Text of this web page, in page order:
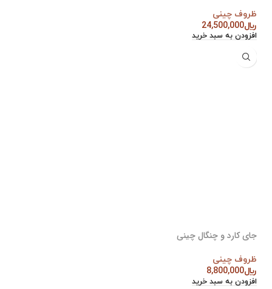
ظروف چینی
﷼24,500,000
افزودن به سبد خرید
جای کارد و چنگال چینی
ظروف چینی
﷼8,800,000
افزودن به سبد خرید